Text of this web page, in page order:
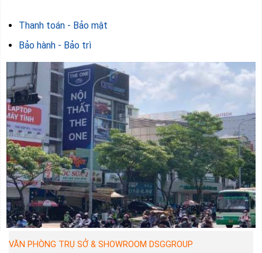
Thanh toán - Bảo mật
Bảo hành - Bảo trì
VĂN PHÒNG TRỤ SỞ & SHOWROOM DSGGROUP